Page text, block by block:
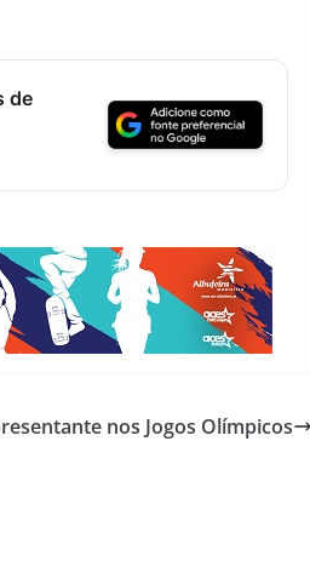
de
nos Jogos Olímpicos